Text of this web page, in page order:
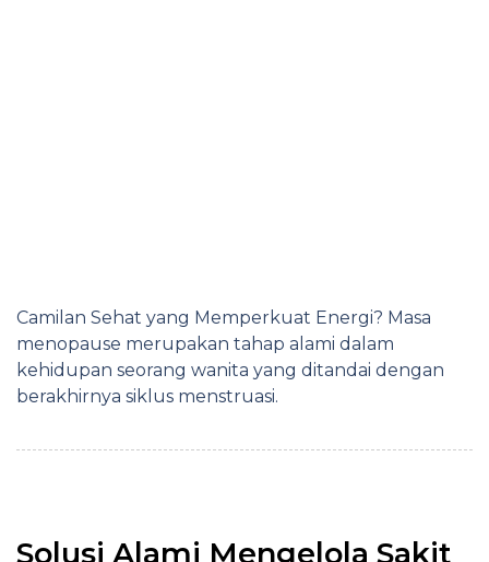
Camilan Sehat yang Memperkuat Energi? Masa
menopause merupakan tahap alami dalam
kehidupan seorang wanita yang ditandai dengan
berakhirnya siklus menstruasi.
Solusi Alami Mengelola Sakit